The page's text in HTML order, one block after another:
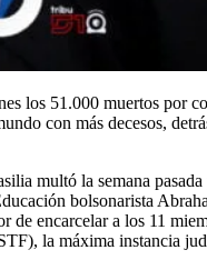
los 51.000 muertos por
con más decesos,
multó la semana
bolsonarista
de encarcelar a los 11
la máxima instancia